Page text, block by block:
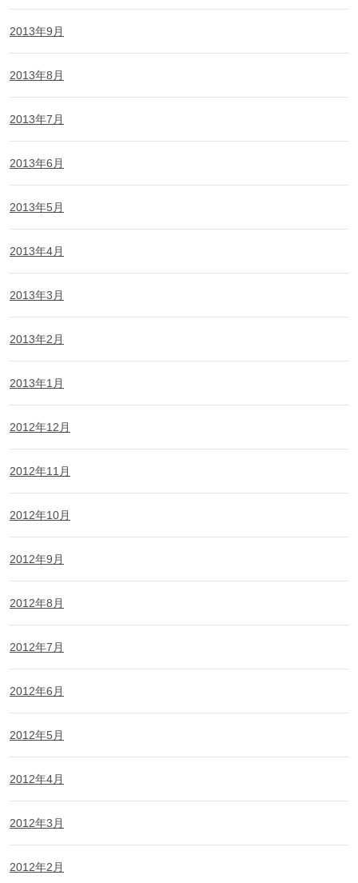
2013年9月
2013年8月
2013年7月
2013年6月
2013年5月
2013年4月
2013年3月
2013年2月
2013年1月
2012年12月
2012年11月
2012年10月
2012年9月
2012年8月
2012年7月
2012年6月
2012年5月
2012年4月
2012年3月
2012年2月